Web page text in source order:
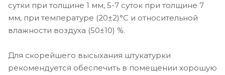
сутки при толщине 1 мм, 5-7 суток при толщине 7
мм, при температуре (20±2)°С и относительной
влажности воздуха (50±10) %.
Для скорейшего высыхания штукатурки
рекомендуется обеспечить в помещении хорошую